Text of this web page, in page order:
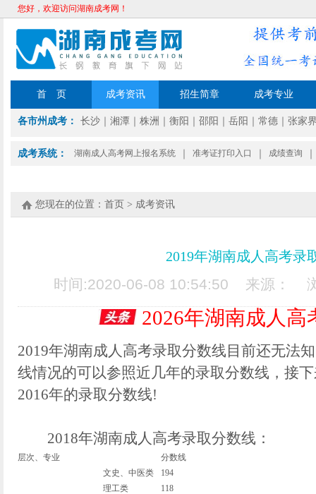
您好，欢迎访问湖南成考网！
首 页 成考资讯 招生简章 成考专业
各市州成考： 长沙 湘潭 株洲 衡阳 邵阳 岳阳 常德 张家
成考系统： 湖南成人高考网上报名系统 准考证打印入口 成绩查询
您现在的位置： 首页 > 成考资讯
2019年湖南成人高考录
时间:2020-06-08 10:54:50 来源：
2026年湖南成人高
2019年湖南成人高考录取分数线目前还无法
线情况的可以参照近几年的录取分数线，接
2016年的录取分数线!
2018年湖南成人高考录取分数线：
层次、专业 分数线
文史、中医类
194
理工类
118